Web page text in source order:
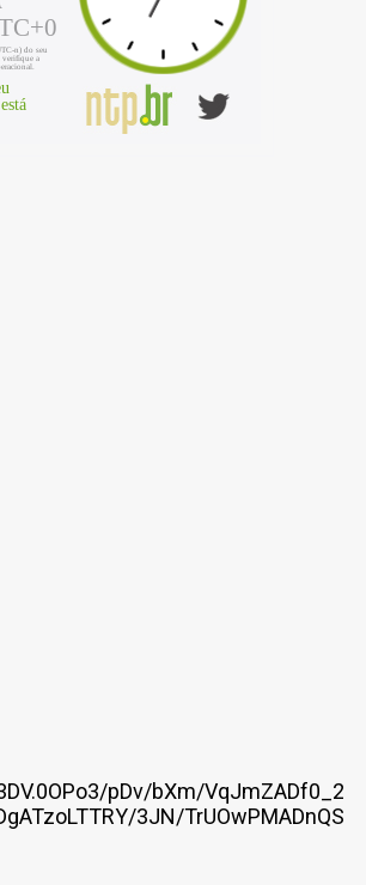
pDv/bXm/VqJmZADf0_2
3JN/TrUOwPMADnQS